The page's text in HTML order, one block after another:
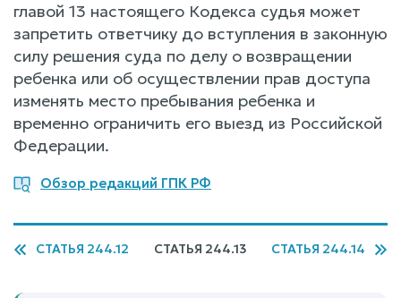
главой 13 настоящего Кодекса судья может
запретить ответчику до вступления в законную
силу решения суда по делу о возвращении
ребенка или об осуществлении прав доступа
изменять место пребывания ребенка и
временно ограничить его выезд из Российской
Федерации.
Обзор редакций ГПК РФ
СТАТЬЯ 244.12 СТАТЬЯ 244.13 СТАТЬЯ 244.14